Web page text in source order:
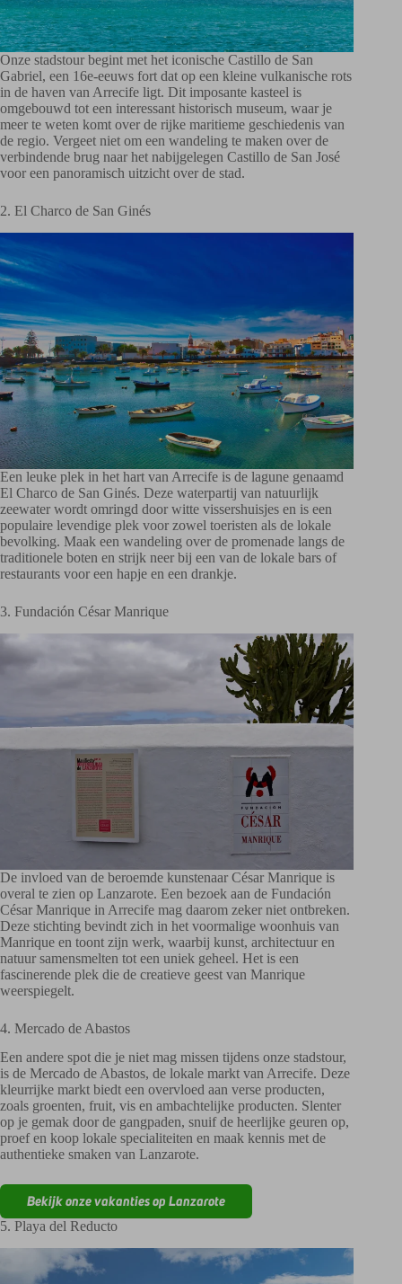
Onze stadstour begint met het iconische Castillo de San
Gabriel, een 16e-eeuws fort dat op een kleine vulkanische rots
in de haven van Arrecife ligt. Dit imposante kasteel is
omgebouwd tot een interessant historisch museum, waar je
meer te weten komt over de rijke maritieme geschiedenis van
de regio. Vergeet niet om een wandeling te maken over de
verbindende brug naar het nabijgelegen Castillo de San José
voor een panoramisch uitzicht over de stad.
2. El Charco de San Ginés
Een leuke plek in het hart van Arrecife is de lagune genaamd
El Charco de San Ginés. Deze waterpartij van natuurlijk
zeewater wordt omringd door witte vissershuisjes en is een
populaire levendige plek voor zowel toeristen als de lokale
bevolking. Maak een wandeling over de promenade langs de
traditionele boten en strijk neer bij een van de lokale bars of
restaurants voor een hapje en een drankje.
3. Fundación César Manrique
De invloed van de beroemde kunstenaar César Manrique is
overal te zien op Lanzarote. Een bezoek aan de Fundación
César Manrique in Arrecife mag daarom zeker niet ontbreken.
Deze stichting bevindt zich in het voormalige woonhuis van
Manrique en toont zijn werk, waarbij kunst, architectuur en
natuur samensmelten tot een uniek geheel. Het is een
fascinerende plek die de creatieve geest van Manrique
weerspiegelt.
4. Mercado de Abastos
Een andere spot die je niet mag missen tijdens onze stadstour,
is de Mercado de Abastos, de lokale markt van Arrecife. Deze
kleurrijke markt biedt een overvloed aan verse producten,
zoals groenten, fruit, vis en ambachtelijke producten. Slenter
op je gemak door de gangpaden, snuif de heerlijke geuren op,
proef en koop lokale specialiteiten en maak kennis met de
authentieke smaken van Lanzarote.
Bekijk onze vakanties op Lanzarote
5. Playa del Reducto